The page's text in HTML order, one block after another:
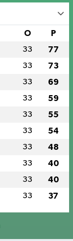
O P
33 77
33 73
33 69
33 59
33 55
33 54
33 48
33 40
33 40
33 37